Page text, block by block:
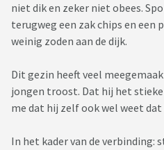
niet dik en zeker niet obees.
terugweg een zak chips en een
weinig zoden aan de dijk.
Dit gezin heeft veel
jongen troost. Dat hij het
me dat hij zelf ook wel weet
In het kader van de verbinding: